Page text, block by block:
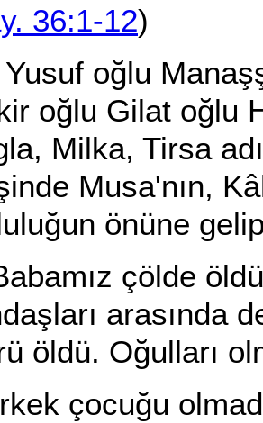
36:1-12)
Yusuf oğlu
oğlu Gilat oğlu
Milka, Tirsa
Musa'nın,
önüne
çölde
arasında
öldü. Oğulları
çocuğu